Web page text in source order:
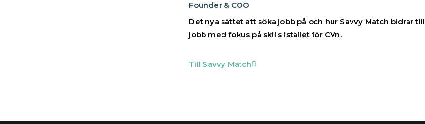
Founder & COO
Det nya sättet att söka jobb på och hur Savvy Match bidrar
jobb med fokus på skills istället för CVn.
Till Savvy Match